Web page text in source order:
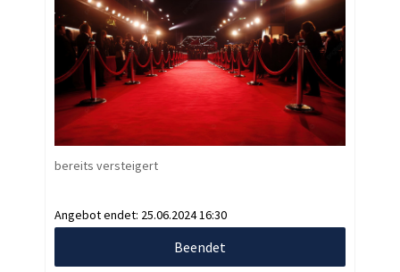
bereits versteigert
Angebot endet: 25.06.2024 16:30
Beendet